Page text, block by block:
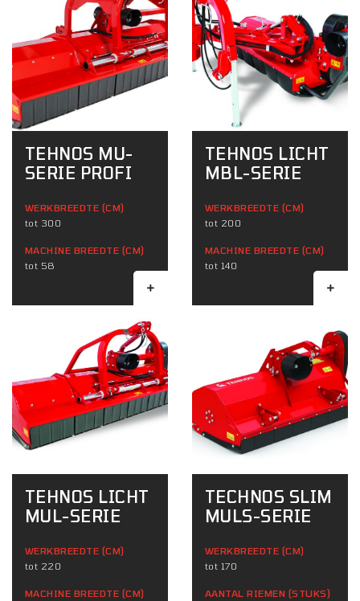
TEHNOS MU-
SERIE PROFI
WERKBREEDTE (CM)
tot 300
MACHINE BREEDTE (CM)
tot 58
TEHNOS LICHT
MBL-SERIE
WERKBREEDTE (CM)
tot 200
MACHINE BREEDTE (CM)
tot 140
TEHNOS LICHT
MUL-SERIE
WERKBREEDTE (CM)
tot 220
MACHINE BREEDTE (CM)
TECHNOS SLIM
MULS-SERIE
WERKBREEDTE (CM)
tot 170
AANTAL RIEMEN (STUKS)